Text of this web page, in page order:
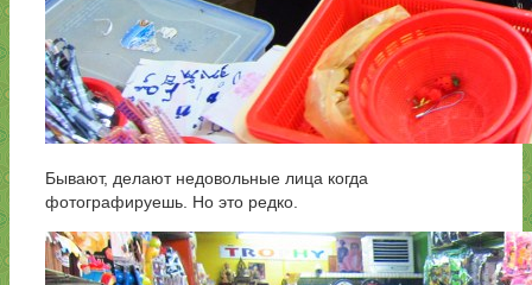
Бывают, делают недовольные лица когда
фотографируешь. Но это редко.